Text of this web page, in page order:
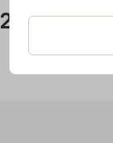
26 900 руб